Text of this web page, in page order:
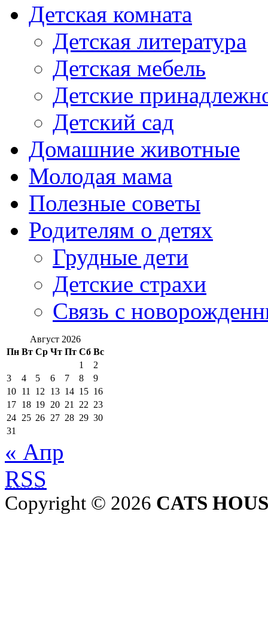
Детская комната
Детская литература
Детская мебель
Детские
Детский сад
Домашние животные
Молодая мама
Полезные советы
Родителям о детях
Грудные дети
Детские страхи
Связь с
Август 2026
Пн Вт Ср Чт Пт Сб Вс
1
2
3
4 5 6 7 8
9
10 11 12 13 14 15 16
17 18 19 20 21 22 23
24 25 26 27 28 29 30
31
« Апр
RSS
Copyright © 2026 CATS